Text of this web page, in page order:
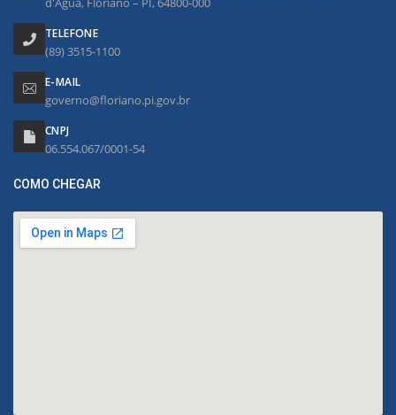
TELEFONE
(89) 3515-1100
E-MAIL
governo@floriano.pi.gov.br
CNPJ
06.554.067/0001-54
COMO CHEGAR